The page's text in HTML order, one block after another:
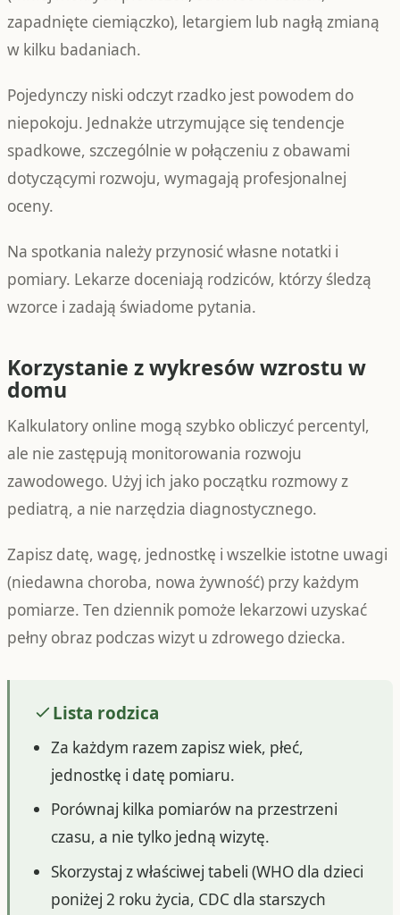
zapadnięte ciemiączko), letargiem lub nagłą zmianą
w kilku badaniach.
Pojedynczy niski odczyt rzadko jest powodem do
niepokoju. Jednakże utrzymujące się tendencje
spadkowe, szczególnie w połączeniu z obawami
dotyczącymi rozwoju, wymagają profesjonalnej
oceny.
Na spotkania należy przynosić własne notatki i
pomiary. Lekarze doceniają rodziców, którzy śledzą
wzorce i zadają świadome pytania.
Korzystanie z wykresów wzrostu w
domu
Kalkulatory online mogą szybko obliczyć percentyl,
ale nie zastępują monitorowania rozwoju
zawodowego. Użyj ich jako początku rozmowy z
pediatrą, a nie narzędzia diagnostycznego.
Zapisz datę, wagę, jednostkę i wszelkie istotne uwagi
(niedawna choroba, nowa żywność) przy każdym
pomiarze. Ten dziennik pomoże lekarzowi uzyskać
pełny obraz podczas wizyt u zdrowego dziecka.
Lista rodzica
Za każdym razem zapisz wiek, płeć,
jednostkę i datę pomiaru.
Porównaj kilka pomiarów na przestrzeni
czasu, a nie tylko jedną wizytę.
Skorzystaj z właściwej tabeli (WHO dla dzieci
poniżej 2 roku życia, CDC dla starszych